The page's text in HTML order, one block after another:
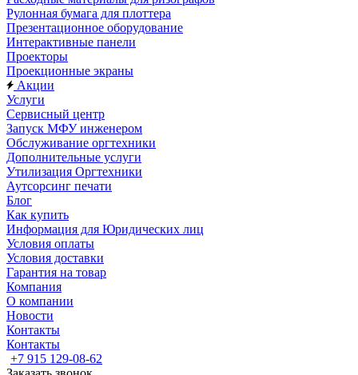
Рулонная бумага для плоттера
Презентационное оборудование
Интерактивные панели
Проекторы
Проекционные экраны
Акции
Услуги
Сервисный центр
Запуск МФУ инженером
Обслуживание оргтехники
Дополнительные услуги
Утилизация Оргтехники
Аутсорсинг печати
Блог
Как купить
Информация для Юридических лиц
Условия оплаты
Условия доставки
Гарантия на товар
Компания
О компании
Новости
Контакты
Контакты
+7 915 129-08-62